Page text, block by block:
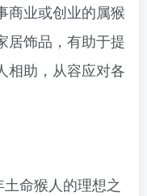
商业或创业的属猴
居饰品，有助于提
相助，从容应对各
命猴人的理想之